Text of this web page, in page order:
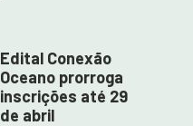
Edital Conexão
Oceano prorroga
inscrições até 29
de abril